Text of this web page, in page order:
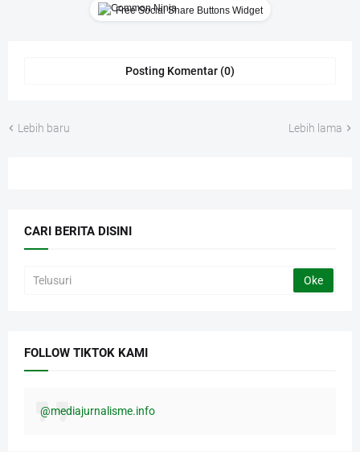
Free Social Share Buttons Widget
Posting Komentar (0)
Lebih baru Lebih lama
CARI BERITA DISINI
FOLLOW TIKTOK KAMI
@mediajurnalisme.info